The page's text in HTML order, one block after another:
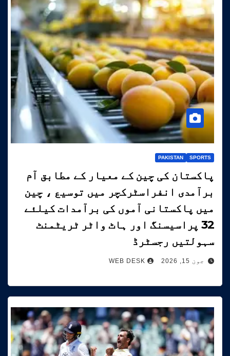
SPORTS
PAKISTAN
پاکستان کی چین کے معیار کے مطابق آم
برآمدی انفراسٹرکچر میں توسیع ، چین
میں پاکستانی آموں کی برآمدات کیلئے
32 پراسیسنگ اور ہاٹ واٹر ٹریٹمنٹ
سہولتیں رجسٹرڈ
جون 15, 2026 WEB DESK